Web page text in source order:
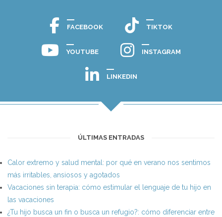
FACEBOOK TIKTOK
YOUTUBE INSTAGRAM
LINKEDIN
ÚLTIMAS ENTRADAS
Calor extremo y salud mental: por qué en verano nos sentimos
más irritables, ansiosos y agotados
Vacaciones sin terapia: cómo estimular el lenguaje de tu hijo en
las vacaciones
¿Tu hijo busca un fin o busca un refugio?: cómo diferenciar entre